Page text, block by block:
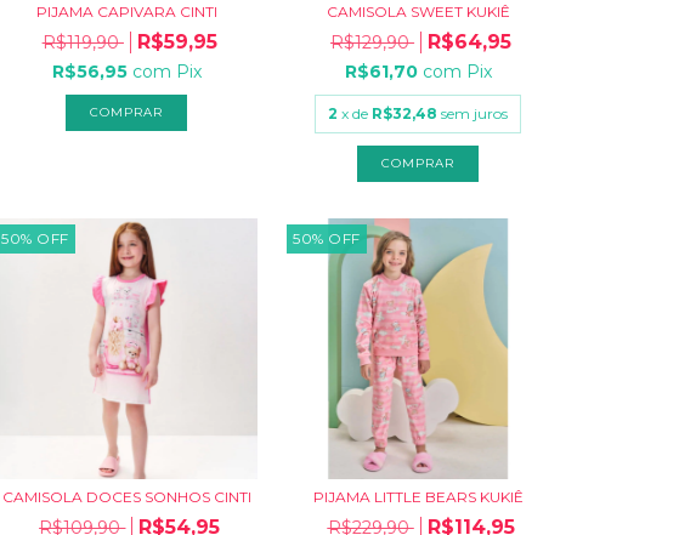
PIJAMA CAPIVARA CINTI
R$119,90 R$59,95
R$56,95 com Pix
COMPRAR
CAMISOLA SWEET KUKIÊ
R$129,90 R$64,95
R$61,70 com Pix
2 x de R$32,48 sem juros
COMPRAR
50% OFF
CAMISOLA DOCES SONHOS CINTI
R$109,90 R$54,95
50% OFF
PIJAMA LITTLE BEARS KUKIÊ
R$229,90 R$114,95